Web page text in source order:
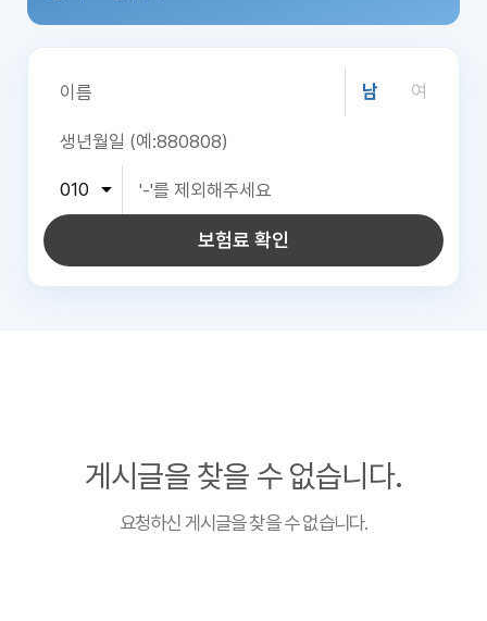
남 여
보험료 확인
게시글을 찾을 수 없습니다.
요청하신 게시글을 찾을 수 없습니다.